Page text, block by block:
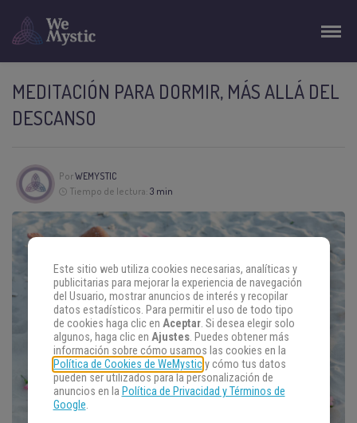
MEDITACIÓN PARA DORMIR, MÁS ALLÁ DEL
DESCANSO
PorWEMYSTIC
Tiempo de lectura: 3 min
Este sitio web utiliza cookies necesarias, analíticas y
publicitarias para mejorar la experiencia de navegación
del Usuario, mostrar anuncios de interés y recopilar
datos estadísticos. Para permitir el uso de todo tipo
de cookies haga clic en Aceptar. Si desea elegir solo
algunos, haga clic en Ajustes. Puedes obtener más
información sobre cómo usamos las cookies en la
Política de Cookies de WeMysticy cómo tus datos
pueden ser utilizados para la personalización de
anuncios en la Política de Privacidad y Términos de
Google.